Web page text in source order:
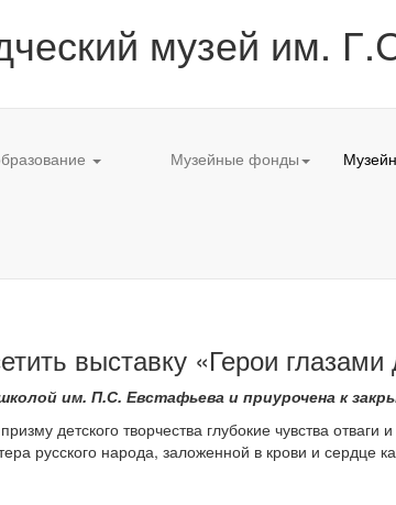
музей им.
Музейные фонды
выставку «Герои глазами
им. П.С. Евстафьева и приурочена к
детского творчества глубокие чувства
русского народа, заложенной в крови и сердце